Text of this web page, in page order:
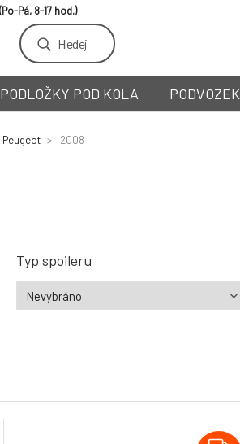
Hledej
PODLOŽKY POD KOLA PODVOZEK
Peugeot 2008
Typ spoileru